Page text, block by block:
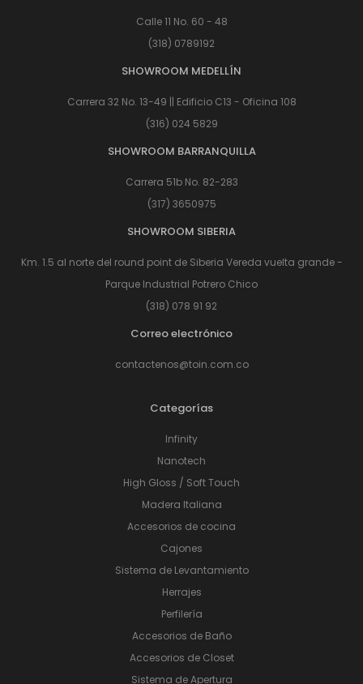
Calle 11 No. 60 - 48
(318) 0789192
SHOWROOM MEDELLÍN
Carrera 32 No. 13-49 || Edificio C13 - Oficina 108
(316) 024 5829
SHOWROOM BARRANQUILLA
Carrera 51b No. 82-283
(317) 3650975
SHOWROOM SIBERIA
Km. 1.5 al norte del round point de Siberia Vereda vuelta grande -
Parque Industrial Potrero Chico
(318) 078 91 92
Correo electrónico
contactenos@toin.com.co
Categorías
Infinity
Nanotech
High Gloss / Soft Touch
Madera Italiana
Accesorios de cocina
Cajones
Sistema de Levantamiento
Herrajes
Perfilería
Accesorios de Baño
Accesorios de Closet
Sistema de Apertura